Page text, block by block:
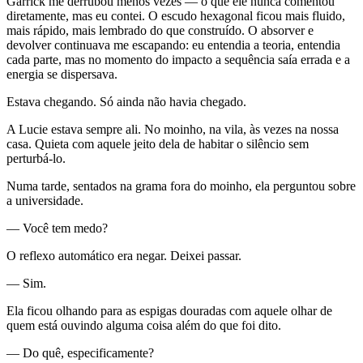
diretamente, mas eu contei. O escudo hexagonal ficou mais fluido,
mais rápido, mais lembrado do que construído. O absorver e
devolver continuava me escapando: eu entendia a teoria, entendia
cada parte, mas no momento do impacto a sequência saía errada e a
energia se dispersava.
Estava chegando. Só ainda não havia chegado.
A Lucie estava sempre ali. No moinho, na vila, às vezes na nossa
casa. Quieta com aquele jeito dela de habitar o silêncio sem
perturbá-lo.
Numa tarde, sentados na grama fora do moinho, ela perguntou sobre
a universidade.
— Você tem medo?
O reflexo automático era negar. Deixei passar.
— Sim.
Ela ficou olhando para as espigas douradas com aquele olhar de
quem está ouvindo alguma coisa além do que foi dito.
— Do quê, especificamente?